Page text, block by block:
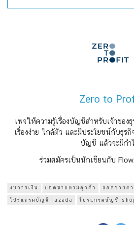
Zero to
เพจให้ความรู้เรื่องบัญชีสำหรับเจ้าขอ
เรื่องง่าย ใกล้ตัว และมีประโยชน์กับธุร
บัญชี แล้วจะมีกำไ
ร่วมสมัครเป็นนักเขียนกับ
งบการเงิน ยอดขายตามลูกค้า ยอดขายต
โปรแกรมบัญชี lazada โปรแกรมบัญชี